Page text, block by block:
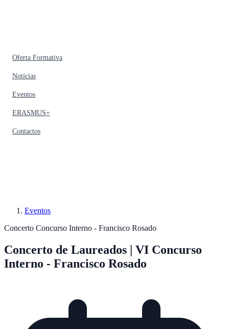
Oferta Formativa
Notícias
Eventos
ERASMUS+
Contactos
Eventos
Concerto Concurso Interno - Francisco Rosado
Concerto de Laureados | VI Concurso
Interno - Francisco Rosado